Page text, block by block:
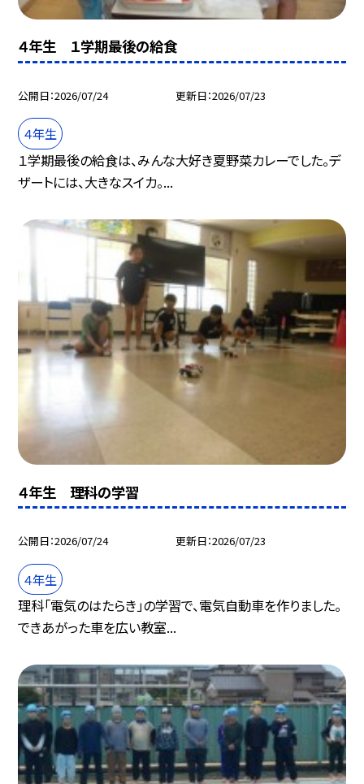
４年生 １学期最後の給食
公開日 2026/07/24 更新日 2026/07/23
４年生
１学期最後の給食は、みんな大好き夏野菜カレーでした。デ
ザートには、大きなスイカ。...
４年生 理科の学習
公開日 2026/07/24 更新日 2026/07/23
４年生
理科「電気のはたらき」の学習で、電気自動車を作りました。
できあがった車を広い教室...